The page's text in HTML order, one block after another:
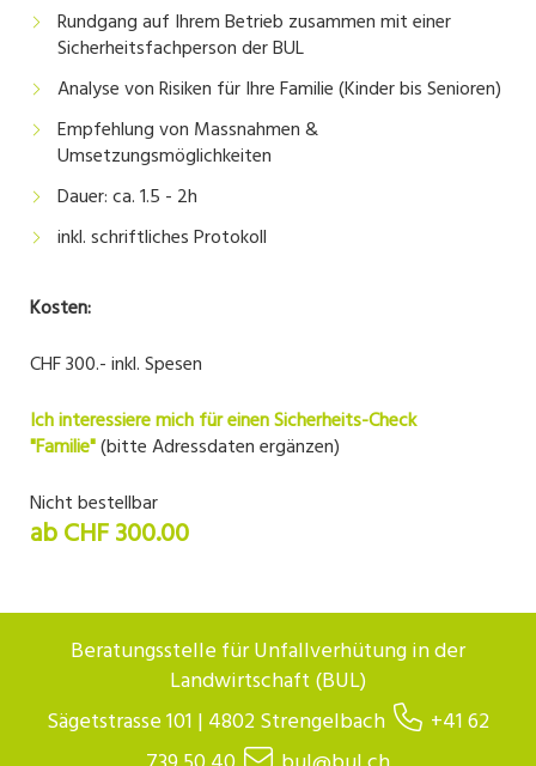
Rundgang auf Ihrem Betrieb zusammen mit einer
Sicherheitsfachperson der BUL
Analyse von Risiken für Ihre Familie (Kinder bis Senioren)
Empfehlung von Massnahmen &
Umsetzungsmöglichkeiten
Dauer: ca. 1.5 - 2h
inkl. schriftliches Protokoll
Kosten:
CHF 300.- inkl. Spesen
Ich interessiere mich für einen Sicherheits-Check
"Familie"(bitte Adressdaten ergänzen)
Nicht bestellbar
ab CHF 300.00
Beratungsstelle für Unfallverhütung in der
Landwirtschaft (BUL)
Sägetstrasse 101 | 4802 Strengelbach
+41 62